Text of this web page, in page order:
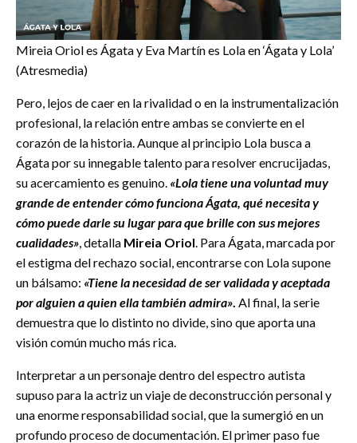
Mireia Oriol es Ágata y Eva Martín es Lola en ‘Ágata y Lola’
(Atresmedia)
Pero, lejos de caer en la rivalidad o en la instrumentalización
profesional, la relación entre ambas se convierte en el
corazón de la historia. Aunque al principio Lola busca a
Ágata por su innegable talento para resolver encrucijadas,
su acercamiento es genuino. «Lola tiene una voluntad muy
grande de entender cómo funciona Ágata, qué necesita y
cómo puede darle su lugar para que brille con sus mejores
cualidades», detalla Mireia Oriol. Para Ágata, marcada por
el estigma del rechazo social, encontrarse con Lola supone
un bálsamo: «Tiene la necesidad de ser validada y aceptada
por alguien a quien ella también admira». Al final, la serie
demuestra que lo distinto no divide, sino que aporta una
visión común mucho más rica.
Interpretar a un personaje dentro del espectro autista
supuso para la actriz un viaje de deconstrucción personal y
una enorme responsabilidad social, que la sumergió en un
profundo proceso de documentación. El primer paso fue